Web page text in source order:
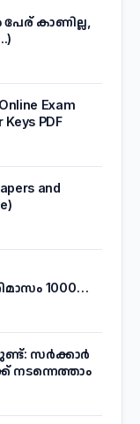
കാണില്ല,
Exam
PDF
and
1000
ടു വർക്ക്'
സർക്കാർ
നടന്നെത്താം